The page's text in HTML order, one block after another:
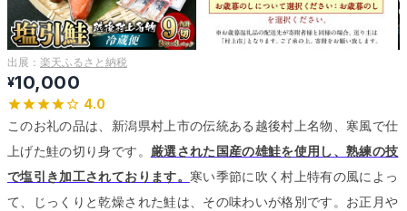
出展： 楽天ふるさと納税
¥10,000
4.0
このお礼の品は、新潟県村上市の伝統ある越後村上名物、寒風で仕
上げた鮭の切り身です。 厳選された国産の雄鮭を使用し、熟練の技
で塩引き加工されております。 寒い季節に吹く村上特有の風によっ
て、じっくりと乾燥された鮭は、その味わいが格別です。 お正月や